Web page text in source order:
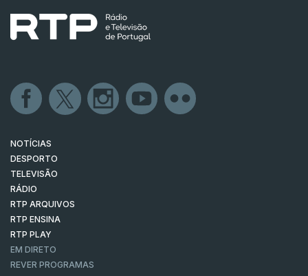
NOTÍCIAS
DESPORTO
TELEVISÃO
RÁDIO
RTP ARQUIVOS
RTP ENSINA
RTP PLAY
EM DIRETO
REVER PROGRAMAS